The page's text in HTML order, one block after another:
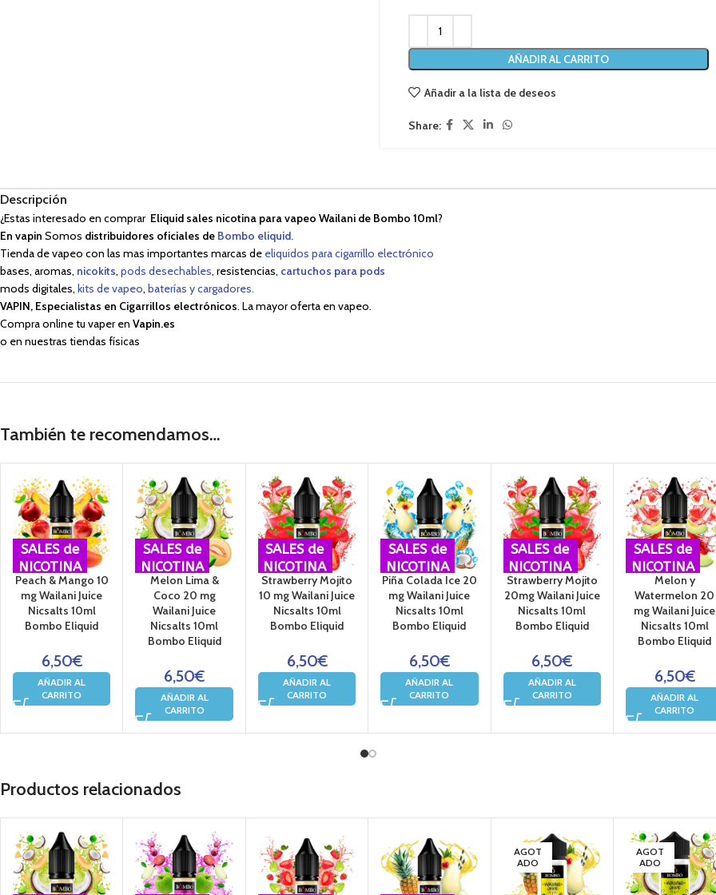
AÑADIR AL CARRITO
Añadir a la lista de deseos
Share:
Descripción
¿Estas interesado en comprar Eliquid sales nicotina para vapeo Wailani de Bombo 10ml?
En vapin Somos distribuidores oficiales de Bombo eliquid.
Tienda de vapeo con las mas importantes marcas de eliquidos para cigarrillo electrónico
bases, aromas, nicokits, pods desechables, resistencias, cartuchos para pods
mods digitales, kits de vapeo, baterías y cargadores.
VAPIN, Especialistas en Cigarrillos electrónicos. La mayor oferta en vapeo.
Compra online tu vaper en Vapin.es
o en nuestras tiendas físicas
También te recomendamos…
SALES de
NICOTINA
Peach & Mango 10
mg Wailani Juice
Nicsalts 10ml
Bombo Eliquid
6,50€
AÑADIR AL
CARRITO
SALES de
NICOTINA
Melon Lima &
Coco 20 mg
Wailani Juice
Nicsalts 10ml
Bombo Eliquid
6,50€
AÑADIR AL
CARRITO
SALES de
NICOTINA
Strawberry Mojito
10 mg Wailani Juice
Nicsalts 10ml
Bombo Eliquid
6,50€
AÑADIR AL
CARRITO
SALES de
NICOTINA
Piña Colada Ice 20
mg Wailani Juice
Nicsalts 10ml
Bombo Eliquid
6,50€
AÑADIR AL
CARRITO
SALES de
NICOTINA
Strawberry Mojito
20mg Wailani Juice
Nicsalts 10ml
Bombo Eliquid
6,50€
AÑADIR AL
CARRITO
SALES de
NICOTINA
Melon y
Watermelon 20
mg Wailani Juice
Nicsalts 10ml
Bombo Eliquid
6,50€
AÑADIR AL
CARRITO
Productos relacionados
AGOT
ADO
AGOT
ADO